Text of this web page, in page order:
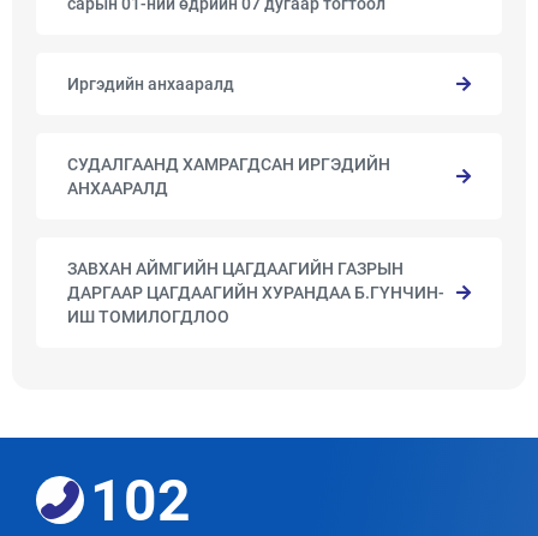
Иргэдийн анхааралд
СУДАЛГААНД ХАМРАГДСАН ИРГЭДИЙН
АНХААРАЛД
ЗАВХАН АЙМГИЙН ЦАГДААГИЙН ГАЗРЫН
ДАРГААР ЦАГДААГИЙН ХУРАНДАА Б.ГҮНЧИН-
ИШ ТОМИЛОГДЛОО
102